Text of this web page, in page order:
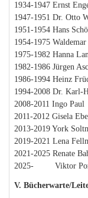
1934-1947 Ernst
1947-1951 Dr. Otto
1951-1954 Hans
1954-1975
1975-1982 Hanna
1982-1986 Jürgen
1986-1994 Heinz
1994-2008 Dr. Karl-
2008-2011 Ingo Paul
2011-2012 Gisela
2013-2019 York
2019-2021 Lena
2021-2025 Renate
2025- Viktor
V. Bücherwarte/